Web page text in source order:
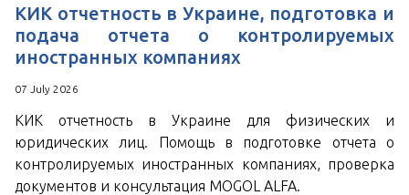
КИК отчетность в Украине, подготовка и
подача отчета о контролируемых
иностранных компаниях
07 July 2026
КИК отчетность в Украине для физических и
юридических лиц. Помощь в подготовке отчета о
контролируемых иностранных компаниях, проверка
документов и консультация MOGOL ALFA.